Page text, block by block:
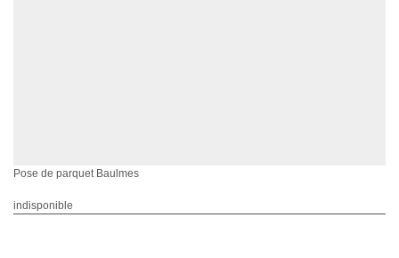
Pose de parquet Baulmes
indisponible